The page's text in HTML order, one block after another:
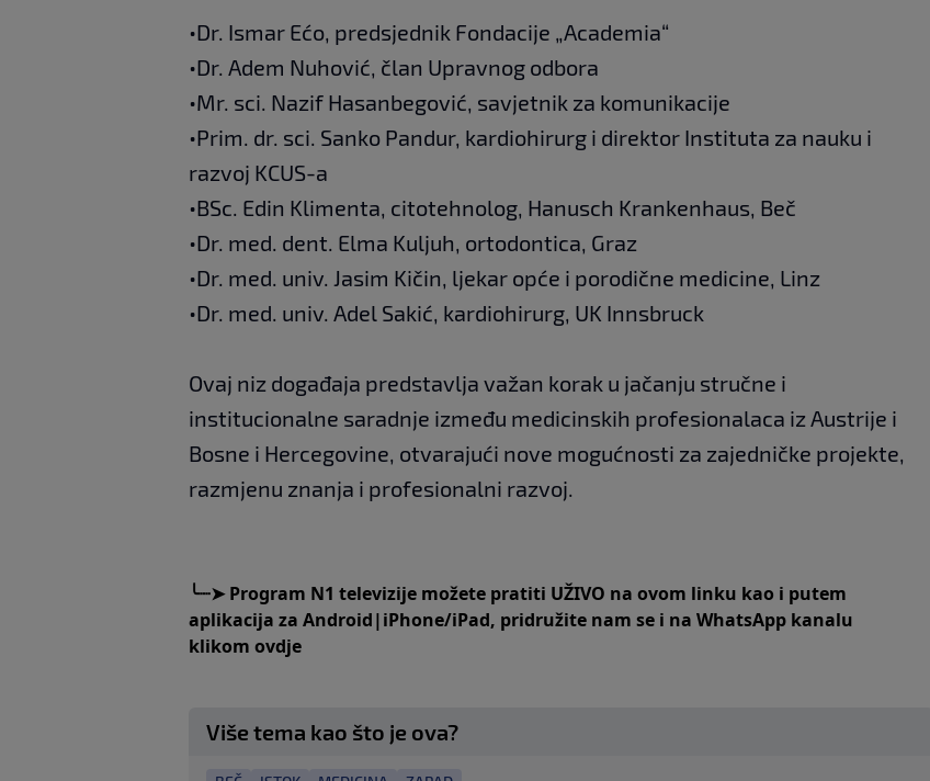
•Dr. Ismar Ećo, predsjednik Fondacije „Academia“
•Dr. Adem Nuhović, član Upravnog odbora
•Mr. sci. Nazif Hasanbegović, savjetnik za komunikacije
•Prim. dr. sci. Sanko Pandur, kardiohirurg i direktor Instituta za nauku i
razvoj KCUS-a
•BSc. Edin Klimenta, citotehnolog, Hanusch Krankenhaus, Beč
•Dr. med. dent. Elma Kuljuh, ortodontica, Graz
•Dr. med. univ. Jasim Kičin, ljekar opće i porodične medicine, Linz
•Dr. med. univ. Adel Sakić, kardiohirurg, UK Innsbruck
Ovaj niz događaja predstavlja važan korak u jačanju stručne i
institucionalne saradnje između medicinskih profesionalaca iz Austrije i
Bosne i Hercegovine, otvarajući nove mogućnosti za zajedničke projekte,
razmjenu znanja i profesionalni razvoj.
╰┈➤Program N1 televizije možete pratiti UŽIVO na ovom linku kao i putem
aplikacija za Android|iPhone/iPad, pridružite nam se i na WhatsApp kanalu
klikom ovdje
Više tema kao što je ova?